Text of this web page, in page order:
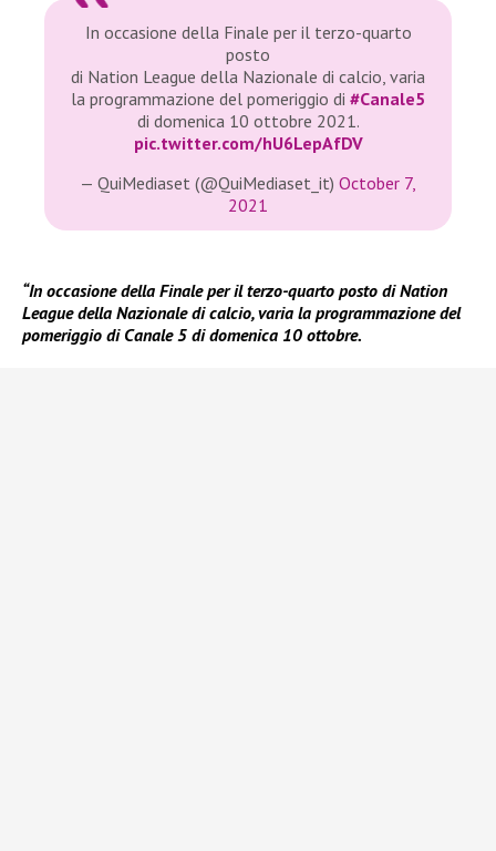
In occasione della Finale per il terzo-quarto
posto
di Nation League della Nazionale di calcio, varia
la programmazione del pomeriggio di #Canale5
di domenica 10 ottobre 2021.
pic.twitter.com/hU6LepAfDV
— QuiMediaset (@QuiMediaset_it) October 7,
2021
“In occasione della Finale per il terzo-quarto posto di Nation
League della Nazionale di calcio, varia la programmazione del
pomeriggio di Canale 5 di domenica 10 ottobre.